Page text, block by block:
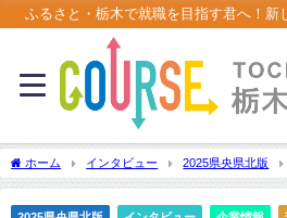
ふるさと・栃木で就職を目指す君へ！新
ホーム インタビュー 2025県央県北版